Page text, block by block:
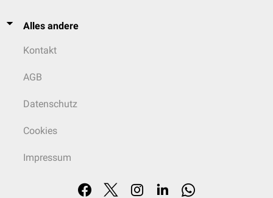
Alles andere
Kontakt
AGB
Datenschutz
Cookies
Impressum